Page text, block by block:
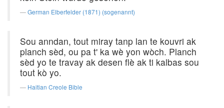
German Elberfelder (1871) (sogenannt)
Sou anndan, tout miray tanp lan te kouvri ak
planch sèd, ou pa t' ka wè yon wòch. Planch
sèd yo te travay ak desen flè ak ti kalbas sou
tout kò yo.
Haitian Creole Bible